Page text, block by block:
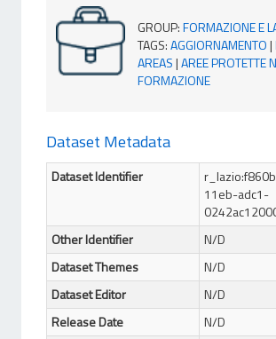
GROUP:FORMAZIONE E
TAGS:AGGIORNAMENTO|
AREAS|AREE PROTETTE
FORMAZIONE
Dataset Metadata
Dataset Identifier
11eb-adc1-
Other Identifier
N/D
Dataset Themes
N/D
Dataset Editor
N/D
Release Date
N/D